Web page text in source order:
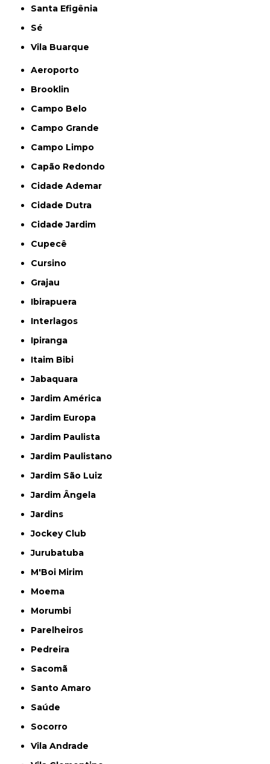
Santa Efigênia
Sé
Vila Buarque
Aeroporto
Brooklin
Campo Belo
Campo Grande
Campo Limpo
Capão Redondo
Cidade Ademar
Cidade Dutra
Cidade Jardim
Cupecê
Cursino
Grajau
Ibirapuera
Interlagos
Ipiranga
Itaim Bibi
Jabaquara
Jardim América
Jardim Europa
Jardim Paulista
Jardim Paulistano
Jardim São Luiz
Jardim Ângela
Jardins
Jockey Club
Jurubatuba
M'Boi Mirim
Moema
Morumbi
Parelheiros
Pedreira
Sacomã
Santo Amaro
Saúde
Socorro
Vila Andrade